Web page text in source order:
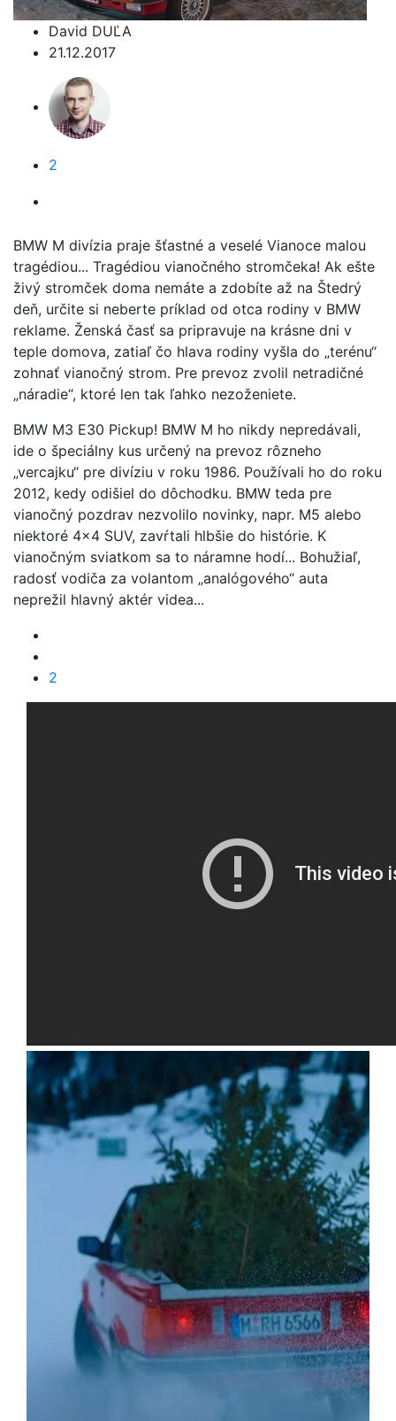
David DUĽA
21.12.2017
2
BMW M divízia praje šťastné a veselé Vianoce malou
tragédiou... Tragédiou vianočného stromčeka! Ak ešte
živý stromček doma nemáte a zdobíte až na Štedrý
deň, určite si neberte príklad od otca rodiny v BMW
reklame. Ženská časť sa pripravuje na krásne dni v
teple domova, zatiaľ čo hlava rodiny vyšla do „terénu“
zohnať vianočný strom. Pre prevoz zvolil netradičné
„náradie“, ktoré len tak ľahko nezoženiete.
BMW M3 E30 Pickup! BMW M ho nikdy nepredávali,
ide o špeciálny kus určený na prevoz rôzneho
„vercajku“ pre divíziu v roku 1986. Používali ho do roku
2012, kedy odišiel do dôchodku. BMW teda pre
vianočný pozdrav nezvolilo novinky, napr. M5 alebo
niektoré 4x4 SUV, zavŕtali hlbšie do histórie. K
vianočným sviatkom sa to náramne hodí... Bohužiaľ,
radosť vodiča za volantom „analógového“ auta
neprežil hlavný aktér videa...
2